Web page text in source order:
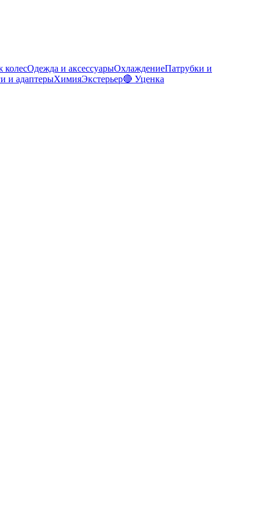
колесОдежда и аксессуарыОхлаждениеПатрубки и
и адаптерыХимияЭкстерьер🔴 Уценка